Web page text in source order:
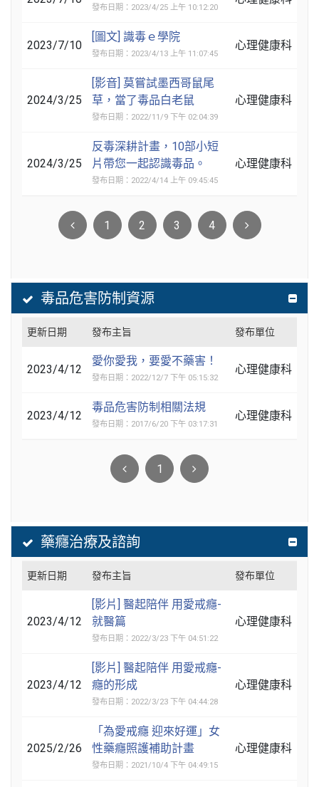
發布日期：2023/4/25 上午 10:12:20
2023/7/10
[圖文] 識毒ｅ學院
發布日期：2023/4/13 上午 11:07:45
心理健康科
2024/3/25
[影音] 莫嘗試墨西哥鼠尾
草，當了毒品白老鼠
發布日期：2022/11/9 下午 02:04:39
心理健康科
2024/3/25
反毒深耕計畫，10部小短
片帶您一起認識毒品。
發布日期：2022/4/14 上午 09:45:45
心理健康科
1 2 3 4
毒品危害防制資源
更新日期 發布主旨 發布單位
2023/4/12
愛你愛我，要愛不藥害！
發布日期：2022/12/7 下午 05:15:32
心理健康科
2023/4/12
毒品危害防制相關法規
發布日期：2017/6/20 下午 03:17:31
心理健康科
1
藥癮治療及諮詢
更新日期 發布主旨 發布單位
2023/4/12
[影片] 醫起陪伴 用愛戒癮-
就醫篇
發布日期：2022/3/23 下午 04:51:22
心理健康科
2023/4/12
[影片] 醫起陪伴 用愛戒癮-
癮的形成
發布日期：2022/3/23 下午 04:44:28
心理健康科
2025/2/26
「為愛戒癮 迎來好運」女
性藥癮照護補助計畫
發布日期：2021/10/4 下午 04:49:15
心理健康科